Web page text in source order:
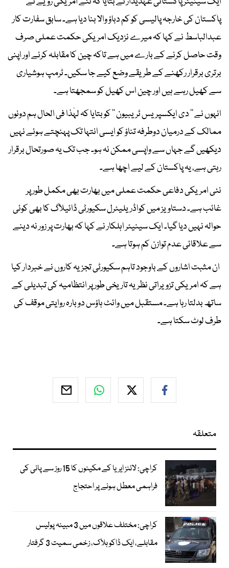
پاکستان کی خارجہ پالیسی کو کم دباؤ والا بنا دیا ہے۔ سابق سفارت کار
عبدالباسط نے کہا کہ میرے نزدیک امریکی حکمت عملی صرف
وقت حاصل کرنے کے بارے میں ہے تاکہ چین کا مقابلہ کرنے اور اپنی
برتری برقرار رکھنے کے طریقے وضع کیے جا سکیں۔ ٹرمپ ہوشیاری
سے کھیل رہے ہیں اور چین اس کھیل کو سمجھتا ہے۔
انہوں نے ’’ دی ایکسپریس ٹریبیون ‘‘ کو بتایا کہ لہٰذا فی الحال ہم دونوں
ممالک کے درمیان دوطرفہ تناؤ کو ایسی انتہا تک پہنچتے ہوئے نہیں
دیکھیں گے جہاں سے واپسی ممکن نہ ہو۔ جب تک یہ صورتحال برقرار
رہتی ہے، یہ پاکستان کے لیے اچھا ہے۔
نئی امریکی دفاعی حکمت عملی میں بھارت بھی مکمل طور پر
غائب ہے۔ دستاویز میں کواڈریلیٹرل سکیورٹی ڈائیلاگ کا بھی کوئی
حوالہ نہیں دیا گیا۔ ایک سینیئر اہلکار نے کہا کہ بھارت پر زور نہ دینے
سے علاقائی عدم توازن کم ہوتا ہے۔
ان مثبت اشاروں کے باوجود تاہم سکیورٹی تجزیہ کاروں نے خبردار کیا
ہے کہ امریکی تزویراتی نظریہ تاریخی طور پر انتظامیہ کی تبدیلی کے
ساتھ بدلتا رہا ہے۔ مستقبل میں وائٹ ہاؤس دوبارہ روایتی موقف کی
طرف لوٹ سکتا ہے۔
متعلقہ
کراچی: لائنز ایریا کے مکینوں کا 15 روز سے پانی کی
فراہمی معطل ہونے پر احتجاج
کراچی: مختلف علاقوں میں 3 مبینہ پولیس
مقابلے، ایک ڈاکو ہلاک، زخمی سمیت 3 گرفتار